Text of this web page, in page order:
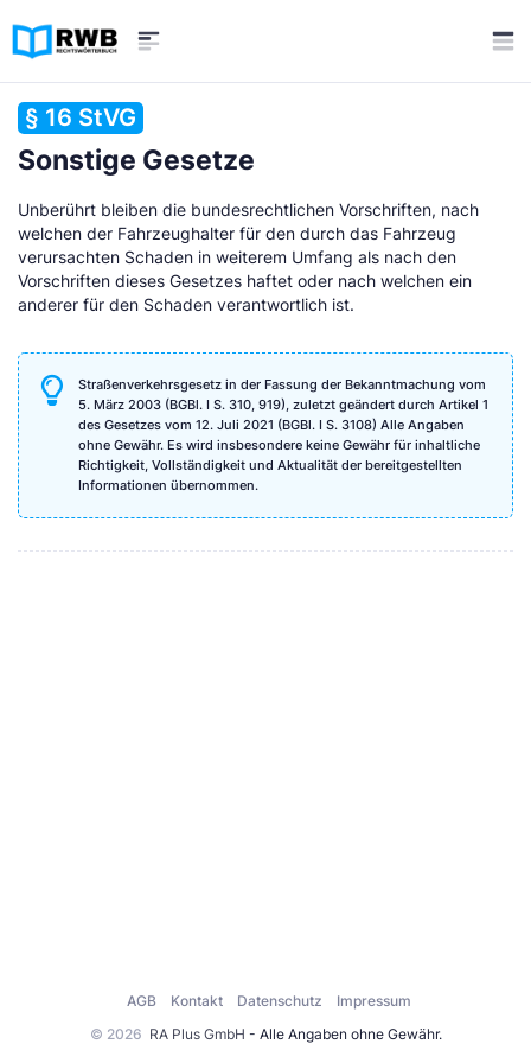
§ 16 StVG
Sonstige Gesetze
Unberührt bleiben die bundesrechtlichen Vorschriften, nach
welchen der Fahrzeughalter für den durch das Fahrzeug
verursachten Schaden in weiterem Umfang als nach den
Vorschriften dieses Gesetzes haftet oder nach welchen ein
anderer für den Schaden verantwortlich ist.
Straßenverkehrsgesetz in der Fassung der Bekanntmachung vom
5. März 2003 (BGBl. I S. 310, 919), zuletzt geändert durch Artikel 1
des Gesetzes vom 12. Juli 2021 (BGBl. I S. 3108) Alle Angaben
ohne Gewähr. Es wird insbesondere keine Gewähr für inhaltliche
Richtigkeit, Vollständigkeit und Aktualität der bereitgestellten
Informationen übernommen.
© 2026 RA Plus GmbH - Alle Angaben ohne Gewähr.
AGB Kontakt Datenschutz Impressum